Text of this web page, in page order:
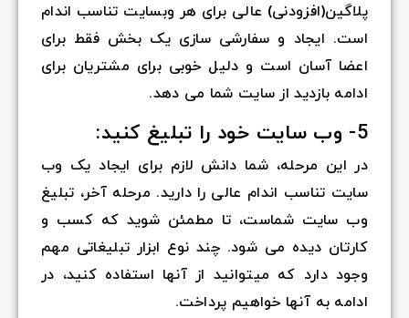
پلاگین(افزودنی) عالی برای هر وبسایت تناسب اندام
است. ایجاد و سفارشی سازی یک بخش فقط برای
اعضا آسان است و دلیل خوبی برای مشتریان برای
ادامه بازدید از سایت شما می دهد.
5- وب سایت خود را تبلیغ کنید:
در این مرحله، شما دانش لازم برای ایجاد یک وب
سایت تناسب اندام عالی را دارید. مرحله آخر، تبلیغ
وب سایت شماست، تا مطمئن شوید که کسب و
کارتان دیده می شود. چند نوع ابزار تبلیغاتی مهم
وجود دارد که میتوانید از آنها استفاده کنید، در
ادامه به آنها خواهیم پرداخت.